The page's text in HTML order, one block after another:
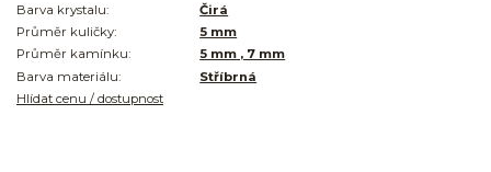
Barva krystalu:
Čirá
Průměr kuličky:
5 mm
Průměr kamínku:
5 mm , 7 mm
Barva materiálu:
Stříbrná
Hlídat cenu / dostupnost